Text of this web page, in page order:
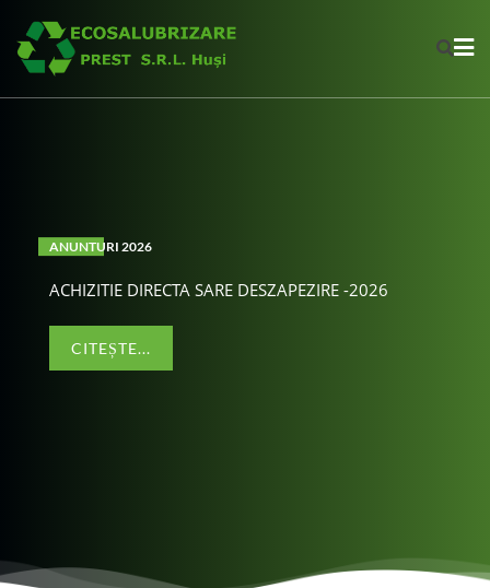
ANUNTURI 2026
ACHIZITIE DIRECTA SARE DESZAPEZIRE -2026
CITEȘTE...
Anunt lucrator salubrizare